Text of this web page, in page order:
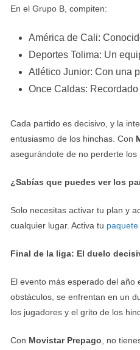
En el Grupo B, compiten:
América de Cali:
Deportes Tolima: Un
Atlético Junior: Con una
Once Caldas:
Cada partido es decisivo, y la
entusiasmo de los hinchas. Con
asegurándote de no perderte los
¿Sabías que puedes ver los
Solo necesitas activar tu plan y
cualquier lugar. Activa tu
Final de la liga: El duelo
El evento más esperado del año
obstáculos, se enfrentan en un
los jugadores y el grito de los
Con Movistar Prepago , no